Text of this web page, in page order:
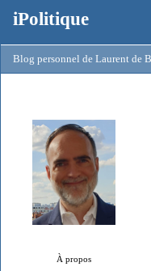
iPolitique
Blog personnel de Laurent de
À propos